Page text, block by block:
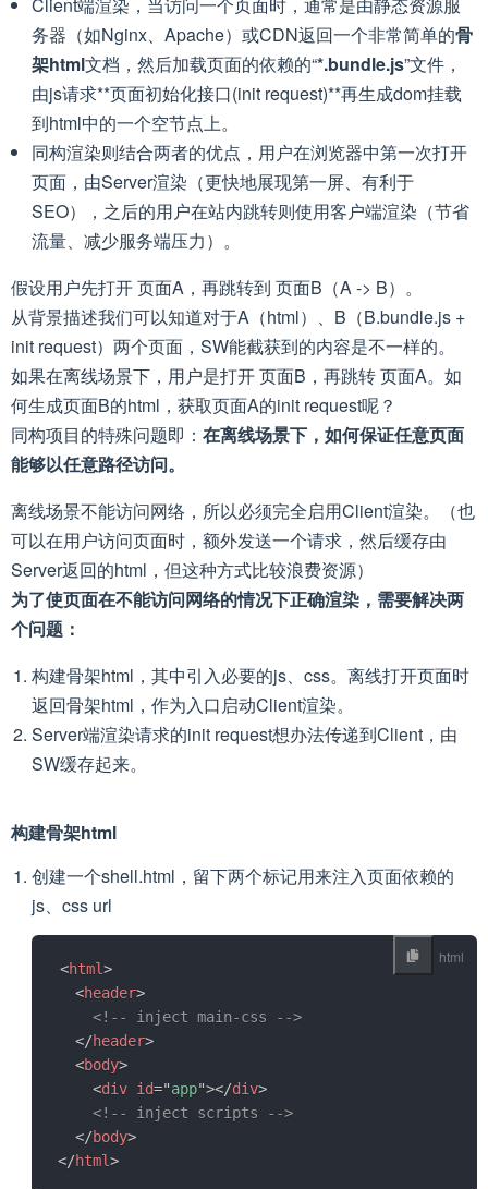
Client端渲染，当访问一个页面时，通常是由静态资源服
务器（如Nginx、Apache）或CDN返回一个非常简单的骨
架html文档，然后加载页面的依赖的“*.bundle.js”文件，
由js请求**页面初始化接口(init request)**再生成dom挂载
到html中的一个空节点上。
同构渲染则结合两者的优点，用户在浏览器中第一次打开
页面，由Server渲染（更快地展现第一屏、有利于
SEO），之后的用户在站内跳转则使用客户端渲染（节省
流量、减少服务端压力）。
假设用户先打开 页面A，再跳转到 页面B（A -> B）。
从背景描述我们可以知道对于A（html）、B（B.bundle.js +
init request）两个页面，SW能截获到的内容是不一样的。
如果在离线场景下，用户是打开 页面B，再跳转 页面A。如
何生成页面B的html，获取页面A的init request呢？
同构项目的特殊问题即： 在离线场景下，如何保证任意页面
能够以任意路径访问。
离线场景不能访问网络，所以必须完全启用Client渲染。（也
可以在用户访问页面时，额外发送一个请求，然后缓存由
Server返回的html，但这种方式比较浪费资源）
为了使页面在不能访问网络的情况下正确渲染，需要解决两
个问题：
构建骨架html，其中引入必要的js、css。离线打开页面时
返回骨架html，作为入口启动Client渲染。
Server端渲染请求的init request想办法传递到Client，由
SW缓存起来。
构建骨架html
创建一个shell.html，留下两个标记用来注入页面依赖的
js、css url
<html>
<header>
<!-- inject main-css -->
</header>
<body>
<div id="app"></div>
<!-- inject scripts -->
</body>
</html>